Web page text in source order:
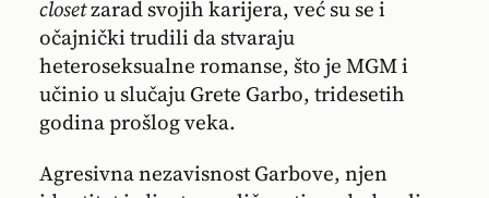
closetzarad svojih karijera, već su se i
očajnički trudili da stvaraju
heteroseksualne romanse, što je MGM i
učinio u slučaju Grete Garbo, tridesetih
godina prošlog veka.
Agresivna nezavisnost Garbove, njen